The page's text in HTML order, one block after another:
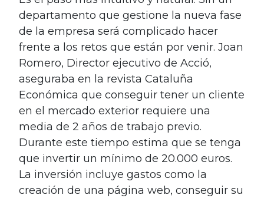
departamento que gestione la nueva fase
de la empresa será complicado hacer
frente a los retos que están por venir. Joan
Romero, Director ejecutivo de Acció,
aseguraba en la revista Cataluña
Económica que conseguir tener un cliente
en el mercado exterior requiere una
media de 2 años de trabajo previo.
Durante este tiempo estima que se tenga
que invertir un mínimo de 20.000 euros.
La inversión incluye gastos como la
creación de una página web, conseguir su